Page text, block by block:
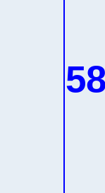
58